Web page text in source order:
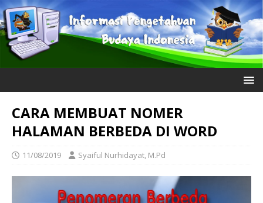
CARA MEMBUAT NOMER
HALAMAN BERBEDA DI WORD
11/08/2019 Syaiful Nurhidayat, M.Pd